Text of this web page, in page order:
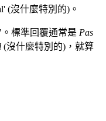
(沒什麼特別的)。
標準回覆通常是 Pas
(沒什麼特別的)，就算